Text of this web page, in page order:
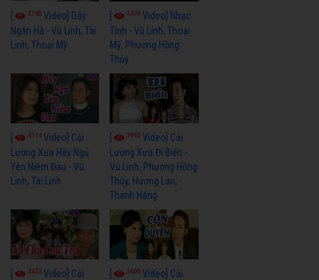
3768 Video] Dãy
Ngân Hà - Vũ Linh, Tài
Linh, Thoại Mỹ
3439Video] Nhạc
Tình - Vũ Linh, Thoại
Mỹ, Phương Hồng
Thủy
4114Video] Cải
Lương Xưa Hãy Ngủ
Yên Niềm Đau - Vũ
Linh, Tài Linh
3965Video] Cải
Lương Xưa Đi Biển -
Vũ Linh, Phương Hồng
Thủy, Hương Lan,
Thanh Hằng
4433 Video] Cải
3600Video] Cải